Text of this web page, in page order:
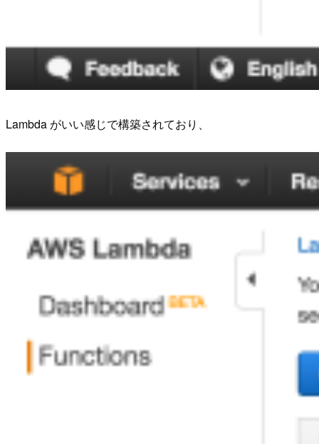
Lambda がいい感じで構築されており、